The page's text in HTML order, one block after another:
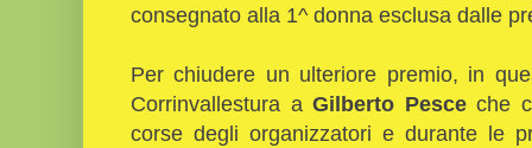
consegnato alla 1^ donna esclusa dalle
Per chiudere un ulteriore premio, in
Corrinvallestura aGilberto Pesceche
corse degli organizzatori e durante le